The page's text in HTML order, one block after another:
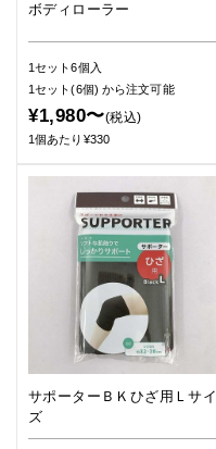
ボディローラー
1セット6個入
1セット(6個) から注文可能
¥1,980〜(税込)
1個あたり¥330
サポーターＢＫひざ用Ｌサイ
ズ